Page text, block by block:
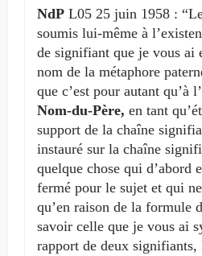
NdP L05 25 juin 1958 :
soumis lui-même à
de si­gnifiant que je vous
nom de la métaphore
que c’est pour autant qu’à
Nom-du-Père, en tant
support de la chaîne
instauré sur la chaîne
quelque chose qui d’abord
fermé pour le sujet et qui
qu’en raison de la formule
savoir celle que je vous ai
rapport de deux signifiants,